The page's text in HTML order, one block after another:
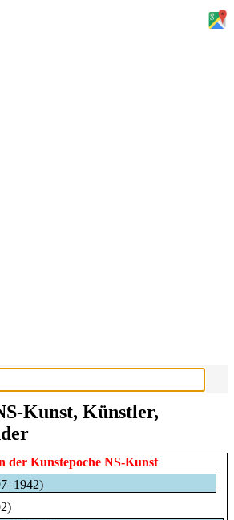
Kunst, Künstler,
der Kunstepoche NS-Kunst